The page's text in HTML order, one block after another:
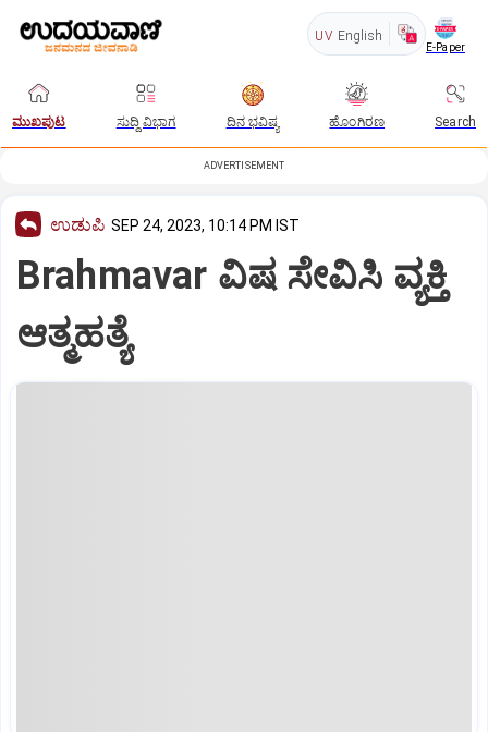
UV English
E-Paper
ಮುಖಪುಟ ಸುದ್ದಿ ವಿಭಾಗ ದಿನ ಭವಿಷ್ಯ ಹೊಂಗಿರಣ Search
ADVERTISEMENT
ಉಡುಪಿ SEP 24, 2023, 10:14 PM IST
Brahmavar ವಿಷ ಸೇವಿಸಿ ವ್ಯಕ್ತಿ
ಆತ್ಮಹತ್ಯೆ